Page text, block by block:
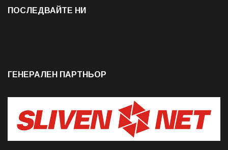
ПОСЛЕДВАЙТЕ НИ
ГЕНЕРАЛЕН ПАРТНЬОР